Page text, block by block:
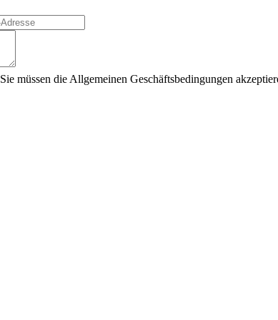
Sie müssen die Allgemeinen Geschäftsbedingungen